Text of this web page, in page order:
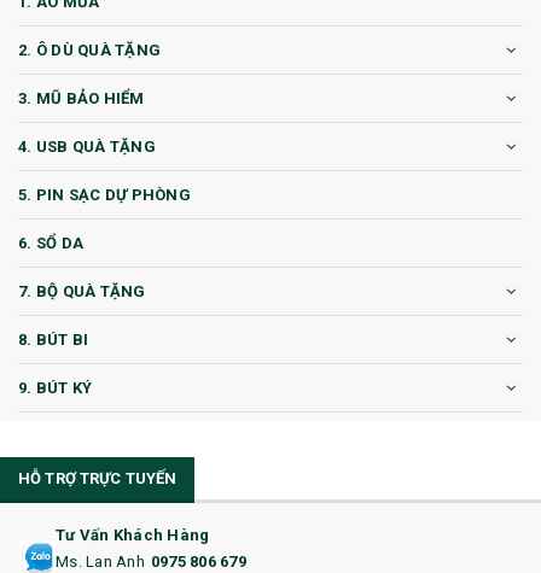
2. Ô DÙ QUÀ TẶNG
3. MŨ BẢO HIỂM
4. USB QUÀ TẶNG
5. PIN SẠC DỰ PHÒNG
6. SỔ DA
7. BỘ QUÀ TẶNG
8. BÚT BI
9. BÚT KÝ
11. CỐC/BÌNH GIỮ NHIỆT
12. BÌNH NƯỚC
HỖ TRỢ TRỰC TUYẾN
Tư Vấn Khách Hàng
Ms. Lan Anh 0975 806 679